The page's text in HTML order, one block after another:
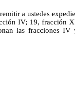
a ustedes
IV; 19, fracción
las fracciones